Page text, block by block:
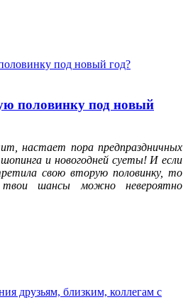
половинку под новый
настает пора предпраздничных
и новогодней суеты! И если
свою вторую половинку, то
шансы можно невероятно